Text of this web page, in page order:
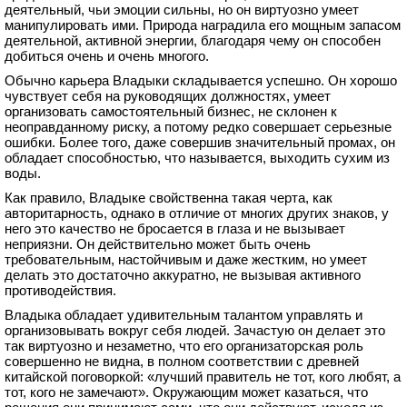
деятельный, чьи эмоции сильны, но он виртуозно умеет
манипулировать ими. Природа наградила его мощным запасом
деятельной, активной энергии, благодаря чему он способен
добиться очень и очень многого.
Обычно карьера Владыки складывается успешно. Он хорошо
чувствует себя на руководящих должностях, умеет
организовать самостоятельный бизнес, не склонен к
неоправданному риску, а потому редко совершает серьезные
ошибки. Более того, даже совершив значительный промах, он
обладает способностью, что называется, выходить сухим из
воды.
Как правило, Владыке свойственна такая черта, как
авторитарность, однако в отличие от многих других знаков, у
него это качество не бросается в глаза и не вызывает
неприязни. Он действительно может быть очень
требовательным, настойчивым и даже жестким, но умеет
делать это достаточно аккуратно, не вызывая активного
противодействия.
Владыка обладает удивительным талантом управлять и
организовывать вокруг себя людей. Зачастую он делает это
так виртуозно и незаметно, что его организаторская роль
совершенно не видна, в полном соответствии с древней
китайской поговоркой: «лучший правитель не тот, кого любят, а
тот, кого не замечают». Окружающим может казаться, что